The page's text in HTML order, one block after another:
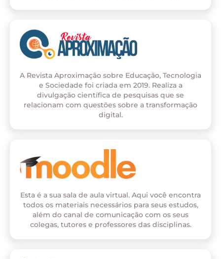
A Revista Aproximação sobre Educação, Tecnologia
e Sociedade foi criada em 2019. Realiza a
divulgação científica de pesquisas que se
relacionam com questões sobre a transformação
digital.
Esta é a sua sala de aula virtual. Aqui você encontra
todos os materiais necessários para seus estudos,
além do canal de comunicação com os seus
colegas, tutores e professores das disciplinas.